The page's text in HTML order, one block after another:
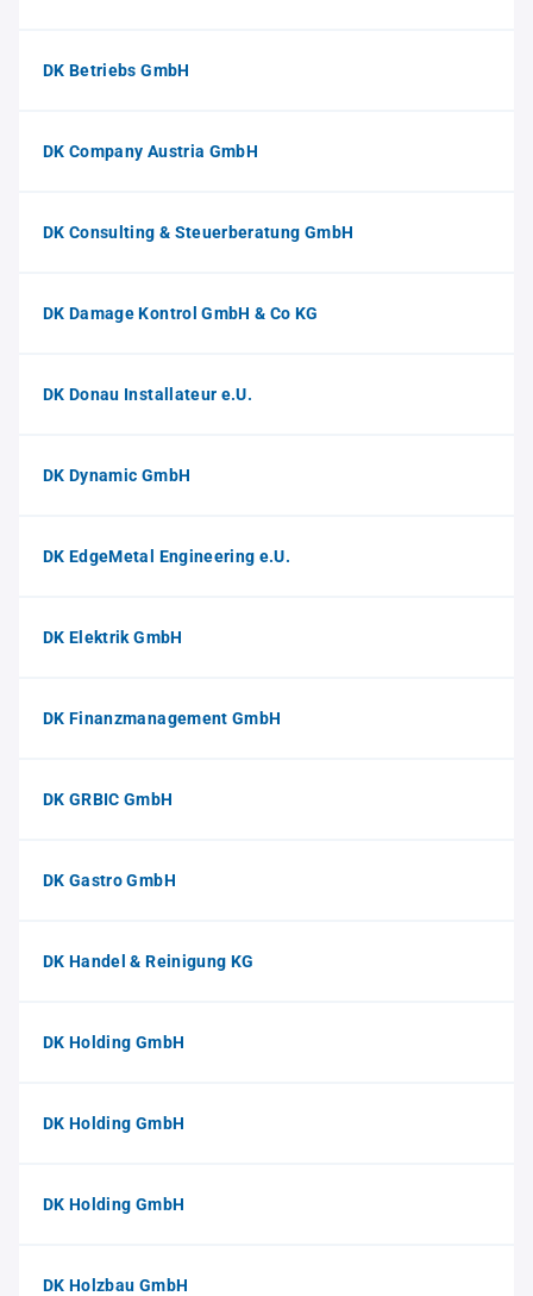
DK Betriebs GmbH
DK Company Austria GmbH
DK Consulting & Steuerberatung GmbH
DK Damage Kontrol GmbH & Co KG
DK Donau Installateur e.U.
DK Dynamic GmbH
DK EdgeMetal Engineering e.U.
DK Elektrik GmbH
DK Finanzmanagement GmbH
DK GRBIC GmbH
DK Gastro GmbH
DK Handel & Reinigung KG
DK Holding GmbH
DK Holding GmbH
DK Holding GmbH
DK Holzbau GmbH